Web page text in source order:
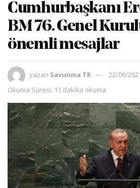
Cumhurbaşkanı
BM 76. Genel
önemli mesajlar
yazan Savunma TR
22/09/
Okuma Süresi: 13 dakika okuma